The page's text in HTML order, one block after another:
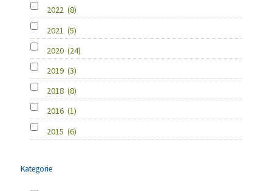
2022 (8)
2021 (5)
2020 (24)
2019 (3)
2018 (8)
2016 (1)
2015 (6)
Kategorie